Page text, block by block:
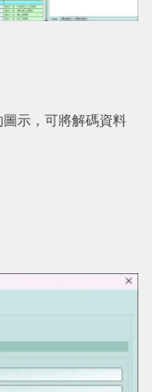
示，可將解碼資料